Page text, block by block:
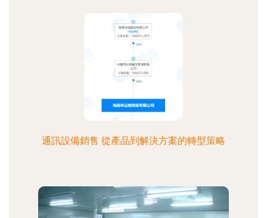
通訊設備銷售 從產品到解決方案的轉型策略